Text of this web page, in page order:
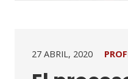
27 ABRIL, 2020